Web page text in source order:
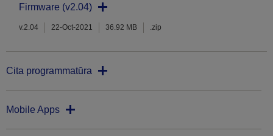
Firmware (v2.04)
v.2.04 22-Oct-2021 36.92 MB .zip
Cita programmatūra
Mobile Apps